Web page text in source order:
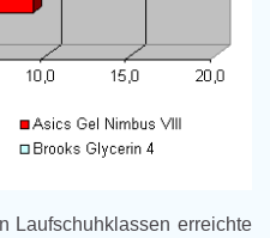
Laufschuhklassen erreichte